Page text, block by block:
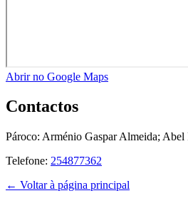
Abrir no Google Maps
Contactos
Pároco: Arménio Gaspar Almeida; Abel
Telefone: 254877362
← Voltar à página principal